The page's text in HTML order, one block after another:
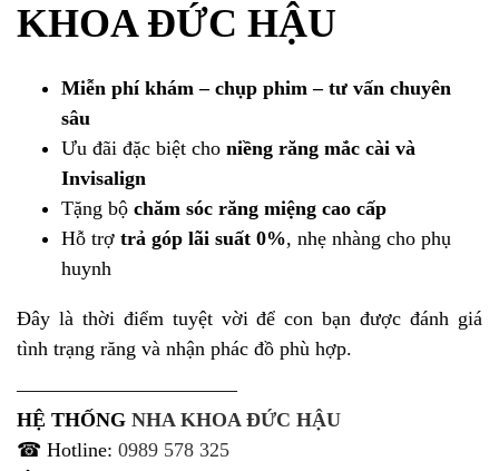
KHOA ĐỨC HẬU
Miễn phí khám – chụp phim – tư vấn chuyên
sâu
Ưu đãi đặc biệt cho niềng răng mắc cài và
Invisalign
Tặng bộ chăm sóc răng miệng cao cấp
Hỗ trợ trả góp lãi suất 0%, nhẹ nhàng cho phụ
huynh
Đây là thời điểm tuyệt vời để con bạn được đánh giá
tình trạng răng và nhận phác đồ phù hợp.
———————————
HỆ THỐNG NHA KHOA ĐỨC HẬU
☎ Hotline: 0989 578 325